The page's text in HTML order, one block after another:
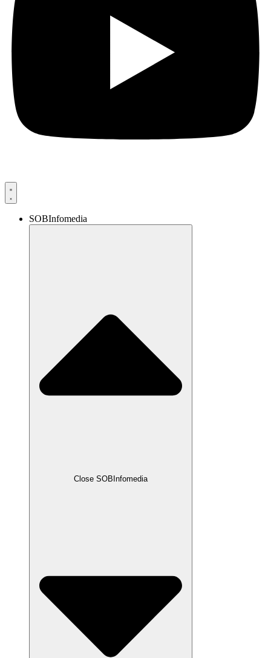
SOBInfomedia
Close SOBInfomedia